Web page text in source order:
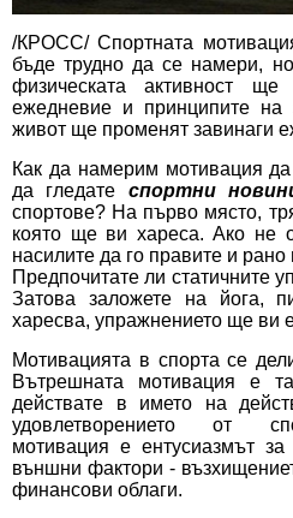
/КРОСС/ Спортната
бъде трудно да се намери,
физическата активност
ежедневие и принципите на
живот ще променят завинаги
Как да намерим мотивация
да гледате спортни
спортове? На първо място,
която ще ви хареса. Ако не
насилите да го правите и
Предпочитате ли статичните
Затова заложете на йога,
харесва, упражнението ще ви
Мотивацията в спорта се
Вътрешната мотивация е
действате в името на
удовлетворението от
мотивация е ентусиазмът
външни фактори -
финансови облаги.